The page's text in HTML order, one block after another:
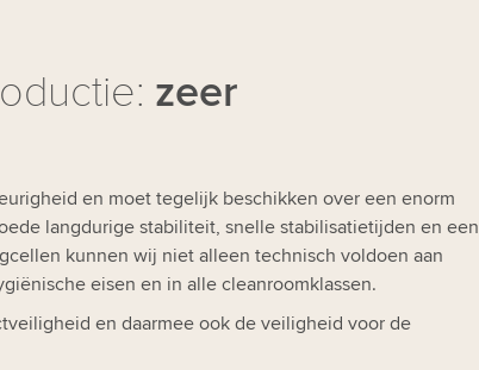
zeer
en moet tegelijk beschikken over een enorm
langdurige stabiliteit, snelle stabilisatietijden en een
kunnen wij niet alleen technisch voldoen aan
eisen en in alle cleanroomklassen.
en daarmee ook de veiligheid voor de